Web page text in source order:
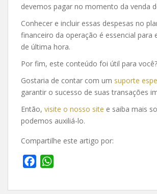
devemos pagar no momento da venda
Conhecer e incluir essas despesas no
financeiro da operação é essencial para
de última hora.
Por fim, este conteúdo foi útil para você?
Gostaria de contar com um suporte
garantir o sucesso de suas transações
Então, visite o nosso site e saiba mais
podemos auxiliá-lo.
Compartilhe este artigo por:
c
a